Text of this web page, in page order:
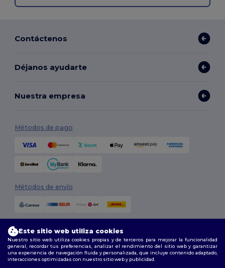
Contáctenos
Déjanos ayudarte
Nuestra empresa
Métodos de pago
Métodos de envío
Síguenos
Este sitio web utiliza cookies
Nuestro sitio web utiliza cookies propias y de terceros para mejorar la funcionalidad
general, recordar tus preferencias, analizar el rendimiento del sitio web y garantizar
una experiencia de navegación fluida y personalizada, que incluye contenido adaptado,
interacciones optimizadas con nuestro sitio web y publicidad.